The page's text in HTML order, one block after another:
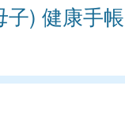
) 健康手